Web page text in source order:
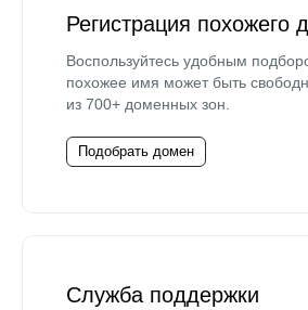
Регистрация похожего
Воспользуйтесь удобным
похожее имя может быть
из 700+ доменных зон.
Подобрать домен
Служба поддержки